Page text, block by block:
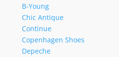
B-Young
Chic Antique
Continue
Copenhagen Shoes
Depeche